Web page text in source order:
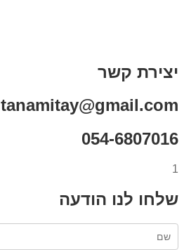
יצירת קשר
tanamitay@gmail.com
054-6807016
1
שלחו לנו הודעה